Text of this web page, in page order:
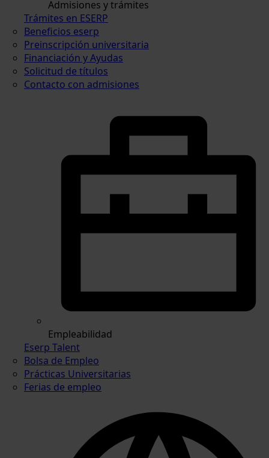
Admisiones y trámites
Trámites en ESERP
Beneficios eserp
Preinscripción universitaria
Financiación y Ayudas
Solicitud de títulos
Contacto con admisiones
Empleabilidad
Eserp Talent
Bolsa de Empleo
Prácticas Universitarias
Ferias de empleo